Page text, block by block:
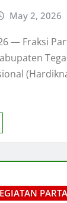
May 2, 2026
— Fraksi